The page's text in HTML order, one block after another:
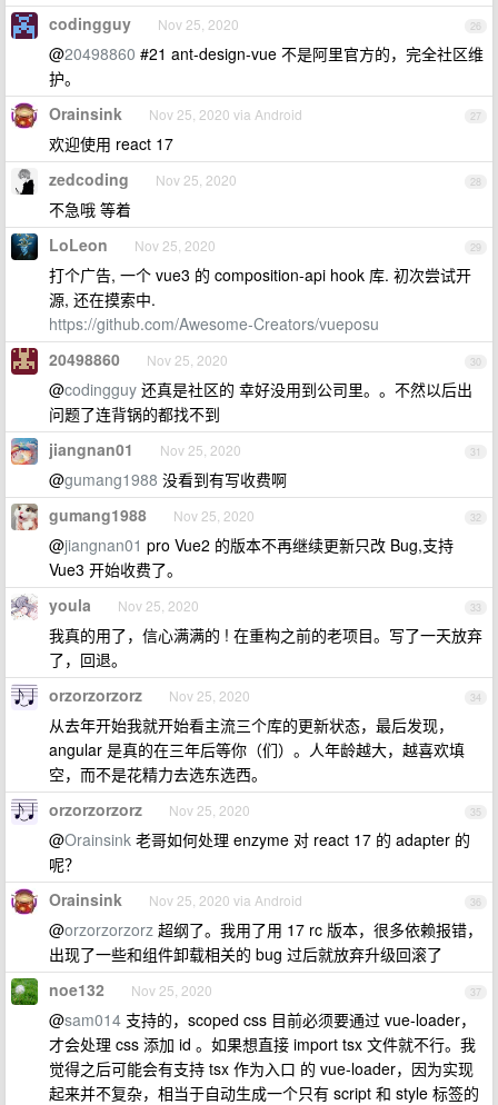
26
codingguy Nov 25, 2020
@20498860 #21 ant-design-vue 不是阿里官方的，完全社区维
护。
27
Orainsink Nov 25, 2020 via Android
欢迎使用 react 17
28
zedcoding Nov 25, 2020
不急哦 等着
29
LoLeon Nov 25, 2020
打个广告, 一个 vue3 的 composition-api hook 库. 初次尝试开
源, 还在摸索中.
https://github.com/Awesome-Creators/vueposu
30
20498860 Nov 25, 2020
@codingguy 还真是社区的 幸好没用到公司里。。不然以后出
问题了连背锅的都找不到
31
jiangnan01 Nov 25, 2020
@gumang1988 没看到有写收费啊
32
gumang1988 Nov 25, 2020
@jiangnan01 pro Vue2 的版本不再继续更新只改 Bug,支持
Vue3 开始收费了。
33
youla Nov 25, 2020
我真的用了，信心满满的 ! 在重构之前的老项目。写了一天放弃
了，回退。
34
orzorzorzorz Nov 25, 2020
从去年开始我就开始看主流三个库的更新状态，最后发现，
angular 是真的在三年后等你（们）。人年龄越大，越喜欢填
空，而不是花精力去选东选西。
35
orzorzorzorz Nov 25, 2020
@Orainsink 老哥如何处理 enzyme 对 react 17 的 adapter 的
呢？
36
Orainsink Nov 25, 2020 via Android
@orzorzorzorz 超纲了。我用了用 17 rc 版本，很多依赖报错，
出现了一些和组件卸载相关的 bug 过后就放弃升级回滚了
37
noe132 Nov 25, 2020
@sam014 支持的，scoped css 目前必须要通过 vue-loader，
才会处理 css 添加 id 。如果想直接 import tsx 文件就不行。我
觉得之后可能会有支持 tsx 作为入口 的 vue-loader，因为实现
起来并不复杂，相当于自动生成一个只有 script 和 style 标签的